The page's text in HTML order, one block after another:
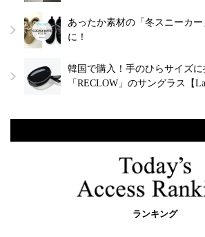
あったか素材の「冬スニーカ
に！
韓国で購入！手のひらサイズ
「RECLOW」のサングラス【
ランキング